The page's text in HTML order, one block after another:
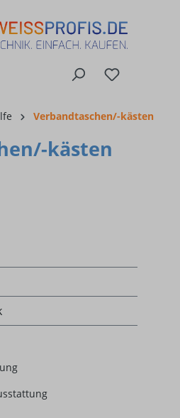
Verbandtaschen/-kästen
kästen